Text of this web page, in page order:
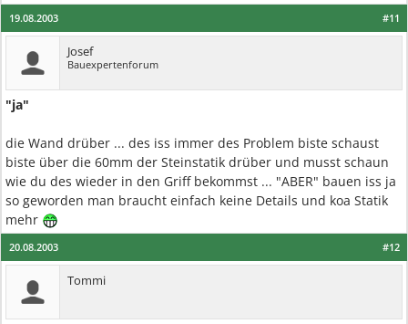
#11
19.08.2003
Josef
Bauexpertenforum
"ja"
die Wand drüber ... des iss immer des Problem biste schaust
biste über die 60mm der Steinstatik drüber und musst schaun
wie du des wieder in den Griff bekommst ... "ABER" bauen iss ja
so geworden man braucht einfach keine Details und koa Statik
mehr
#12
20.08.2003
Tommi